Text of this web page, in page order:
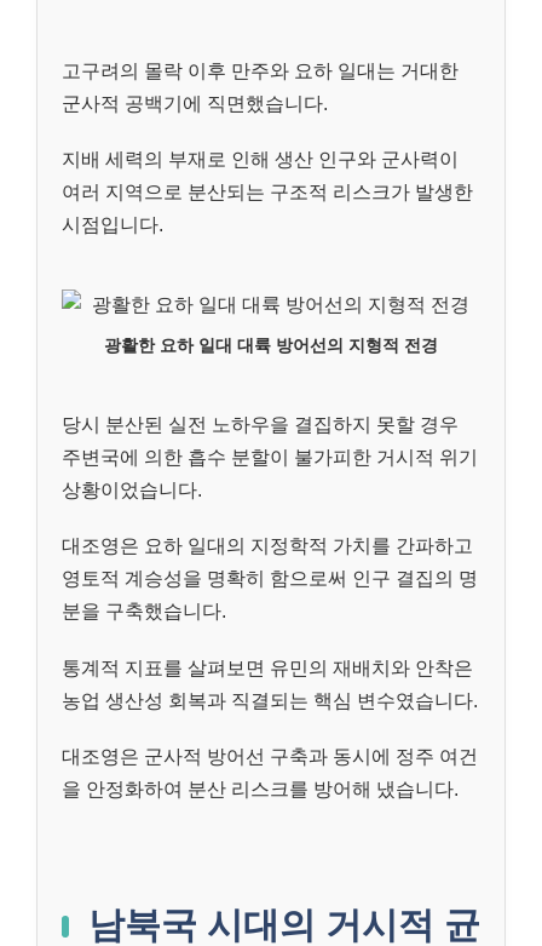
고구려의 몰락 이후 만주와 요하 일대는 거대한
군사적 공백기에 직면했습니다.
지배 세력의 부재로 인해 생산 인구와 군사력이
여러 지역으로 분산되는 구조적 리스크가 발생한
시점입니다.
광활한 요하 일대 대륙 방어선의 지형적 전경
당시 분산된 실전 노하우을 결집하지 못할 경우
주변국에 의한 흡수 분할이 불가피한 거시적 위기
상황이었습니다.
대조영은 요하 일대의 지정학적 가치를 간파하고
영토적 계승성을 명확히 함으로써 인구 결집의 명
분을 구축했습니다.
통계적 지표를 살펴보면 유민의 재배치와 안착은
농업 생산성 회복과 직결되는 핵심 변수였습니다.
대조영은 군사적 방어선 구축과 동시에 정주 여건
을 안정화하여 분산 리스크를 방어해 냈습니다.
남북국 시대의 거시적 균